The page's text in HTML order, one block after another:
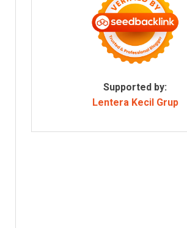
Supported by:
Lentera Kecil Grup